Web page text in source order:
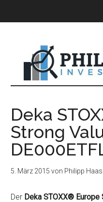
Deka
Strong
5. März 2015 von Philipp Haas
Der Deka STOXX® Europe